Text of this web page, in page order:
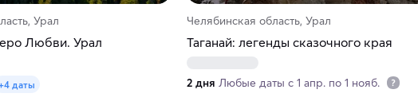
Урал
Любви. Урал
даты
Челябинская область, Урал
Таганай: легенды сказочного края
2 дня Любые даты с 1 апр. по 1 нояб.